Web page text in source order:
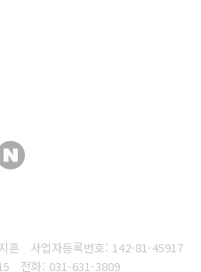
훈 사업자등록번호: 142-81-45917
전화: 031-631-3809